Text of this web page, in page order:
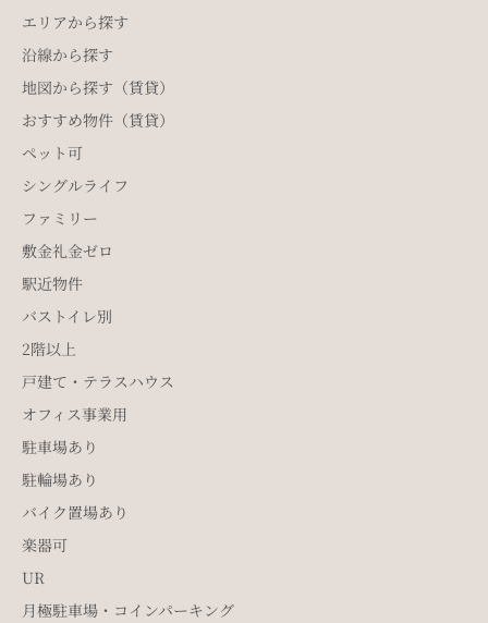
エリアから探す
沿線から探す
地図から探す（賃貸）
おすすめ物件（賃貸）
ペット可
シングルライフ
ファミリー
敷金礼金ゼロ
駅近物件
バストイレ別
2階以上
戸建て・テラスハウス
オフィス事業用
駐車場あり
駐輪場あり
バイク置場あり
楽器可
UR
月極駐車場・コインパーキング